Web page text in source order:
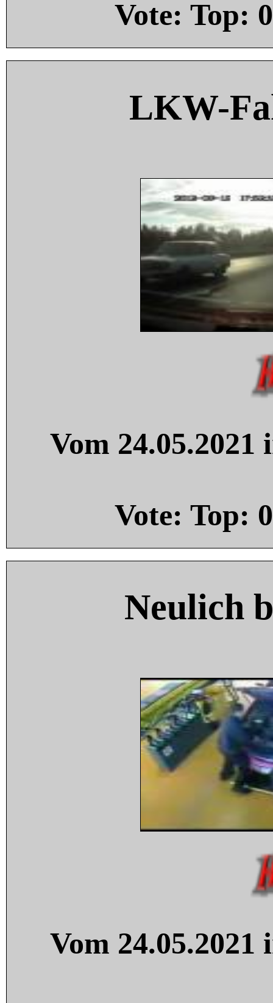
Vote: Top: 0
LKW-
Vom
Vote: Top: 0
Neulich
Vom